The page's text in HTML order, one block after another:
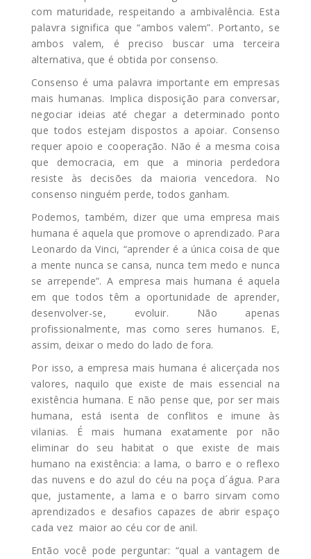
com maturidade, respeitando a ambivalência. Esta
palavra significa que “ambos valem”. Portanto, se
ambos valem, é preciso buscar uma terceira
alternativa, que é obtida por consenso.
Consenso é uma palavra importante em empresas
mais humanas. Implica disposição para conversar,
negociar ideias até chegar a determinado ponto
que todos estejam dispostos a apoiar. Consenso
requer apoio e cooperação. Não é a mesma coisa
que democracia, em que a minoria perdedora
resiste às decisões da maioria vencedora. No
consenso ninguém perde, todos ganham.
Podemos, também, dizer que uma empresa mais
humana é aquela que promove o aprendizado. Para
Leonardo da Vinci, “aprender é a única coisa de que
a mente nunca se cansa, nunca tem medo e nunca
se arrepende”. A empresa mais humana é aquela
em que todos têm a oportunidade de aprender,
desenvolver-se, evoluir. Não apenas
profissionalmente, mas como seres humanos. E,
assim, deixar o medo do lado de fora.
Por isso, a empresa mais humana é alicerçada nos
valores, naquilo que existe de mais essencial na
existência humana. E não pense que, por ser mais
humana, está isenta de conflitos e imune às
vilanias. É mais humana exatamente por não
eliminar do seu habitat o que existe de mais
humano na existência: a lama, o barro e o reflexo
das nuvens e do azul do céu na poça d´água. Para
que, justamente, a lama e o barro sirvam como
aprendizados e desafios capazes de abrir espaço
cada vez maior ao céu cor de anil.
Então você pode perguntar: “qual a vantagem de